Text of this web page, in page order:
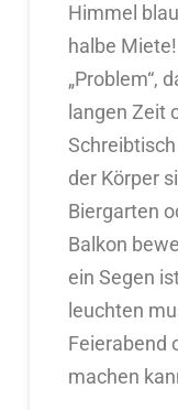
Himmel
halbe
„Problem“,
langen Zeit
der Körper
Biergarten
Balkon
ein Segen
leuchten
Feierabend
machen